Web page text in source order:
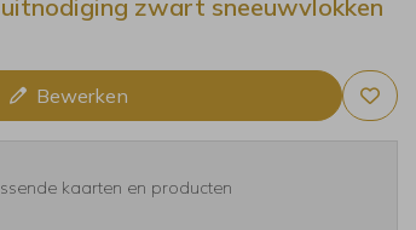
zwart sneeuwvlokken
Bewerken
kaarten en producten